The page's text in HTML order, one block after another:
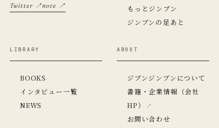
Twitter ↗note ↗
もっとジンブン
ジンブンの足あと
LIBRARY
BOOKS
インタビュー一覧
NEWS
ABOUT
ジブンジンブンについて
書籍・企業情報（会社
HP）
お問い合わせ